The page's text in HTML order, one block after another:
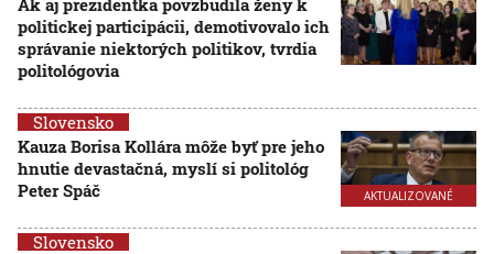
Ak aj prezidentka povzbudila ženy k
politickej participácii, demotivovalo ich
správanie niektorých politikov, tvrdia
politológovia
AKTUALIZOVANÉ
Slovensko
Kauza Borisa Kollára môže byť pre jeho
hnutie devastačná, myslí si politológ
Peter Spáč
Slovensko